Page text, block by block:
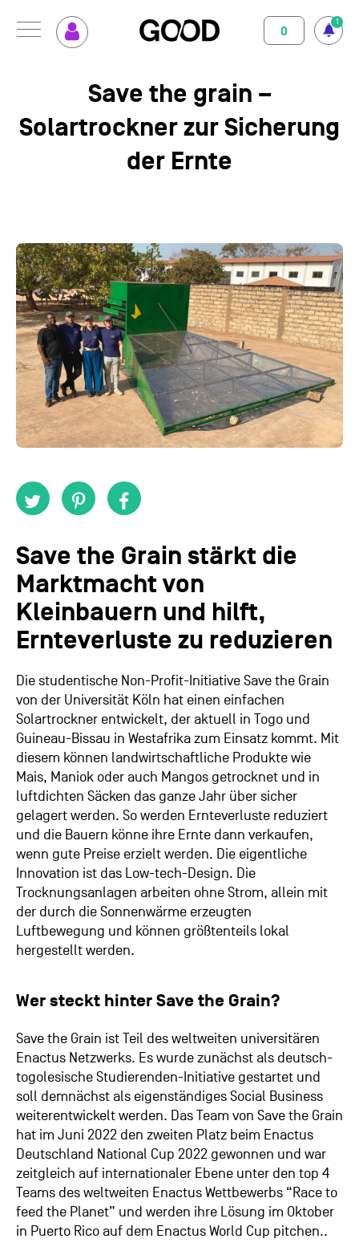
Menu
1
0
So funktioniert GOOD
Abo abschliessen
Klimapositiv
Magazin
Unterstützte Projekte
Kontakt
Nutzungsbedingungen Datenschutz Impressum
Save the grain –
Solartrockner zur Sicherung
der Ernte
Save the Grain stärkt die
Marktmacht von
Kleinbauern und hilft,
Ernteverluste zu reduzieren
Die studentische Non-Profit-Initiative Save the Grain
von der Universität Köln hat einen einfachen
Solartrockner entwickelt, der aktuell in Togo und
Guineau-Bissau in Westafrika zum Einsatz kommt. Mit
diesem können landwirtschaftliche Produkte wie
Mais, Maniok oder auch Mangos getrocknet und in
luftdichten Säcken das ganze Jahr über sicher
gelagert werden. So werden Ernteverluste reduziert
und die Bauern könne ihre Ernte dann verkaufen,
wenn gute Preise erzielt werden. Die eigentliche
Innovation ist das Low-tech-Design. Die
Trocknungsanlagen arbeiten ohne Strom, allein mit
der durch die Sonnenwärme erzeugten
Luftbewegung und können größtenteils lokal
hergestellt werden.
Wer steckt hinter Save the Grain?
Save the Grain ist Teil des weltweiten universitären
Enactus Netzwerks. Es wurde zunächst als deutsch-
togolesische Studierenden-Initiative gestartet und
soll demnächst als eigenständiges Social Business
weiterentwickelt werden. Das Team von Save the Grain
hat im Juni 2022 den zweiten Platz beim Enactus
Deutschland National Cup 2022 gewonnen und war
zeitgleich auf internationaler Ebene unter den top 4
Teams des weltweiten Enactus Wettbewerbs “Race to
feed the Planet” und werden ihre Lösung im Oktober
in Puerto Rico auf dem Enactus World Cup pitchen..